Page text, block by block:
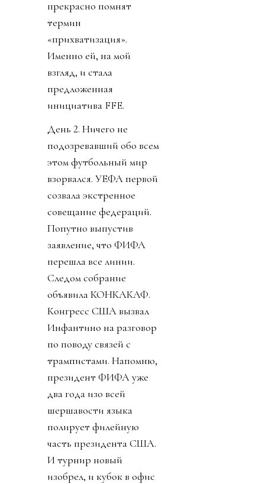
прекрасно помнят
термин
«прихватизация».
Именно ей, на мой
взгляд, и стала
предложенная
инициатива FFE.
День 2. Ничего не
подозревавший обо всем
этом футбольный мир
взорвался. УЕФА первой
созвала экстренное
совещание федераций.
Попутно выпустив
заявление, что ФИФА
перешла все линии.
Следом собрание
объявила КОНКАКАФ.
Конгресс США вызвал
Инфантино на разговор
по поводу связей с
трампистами. Напомню,
президент ФИФА уже
два года изо всей
шершавости языка
полирует филейную
часть президента США.
И турнир новый
изобрел, и кубок в офис